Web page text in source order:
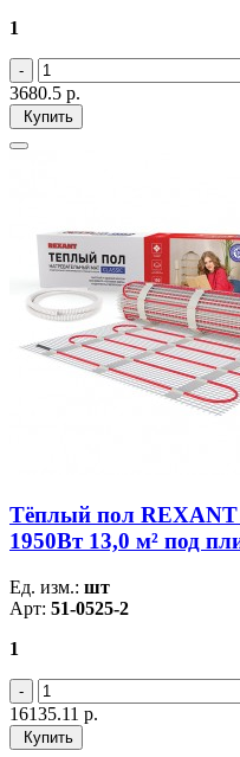
1
3680.5 р.
Купить
Тёплый пол REXANT
1950Вт 13,0 м² под
Ед. изм.: шт
Арт: 51-0525-2
1
16135.11 р.
Купить